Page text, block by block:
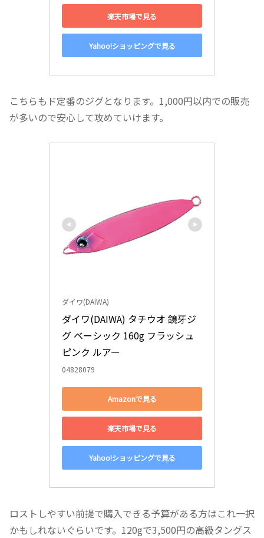
楽天市場で見る
Yahoo!ショッピングで見る
こちらもド定番のジグとなります。1,000円以内での販売
が多いので安心して攻めていけます。
ダイワ(DAIWA)
ダイワ(DAIWA) タチウオ 鏡牙ジ
グ ベーシック 160g フラッシュ
ピンク ルアー
04828079
Amazonで見る
楽天市場で見る
Yahoo!ショッピングで見る
ロストしやすい前提で購入できる予算がある方はこれ一択
かもしれないぐらいです。120gで3,500円の高級タングス